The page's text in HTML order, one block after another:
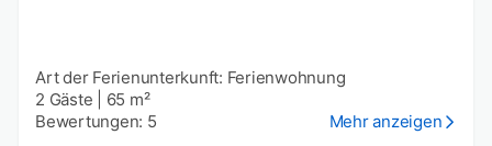
Art der Ferienunterkunft: Ferienwohnung
2 Gäste
65 m²
Bewertungen: 5
Mehr anzeigen